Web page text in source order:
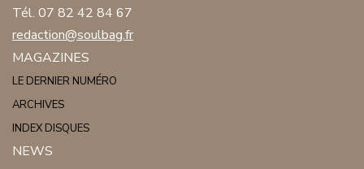
Tél. 07 82 42 84 67
redaction@soulbag.fr
MAGAZINES
LE DERNIER NUMÉRO
ARCHIVES
INDEX DISQUES
NEWS